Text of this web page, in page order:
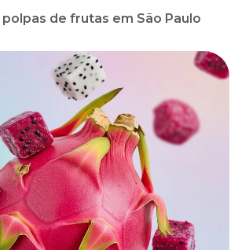
de frutas em São Paulo